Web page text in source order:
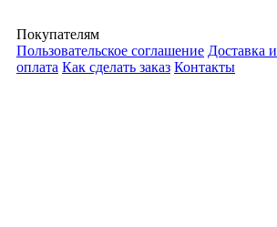
Покупателям
Пользовательское соглашение Доставка и
оплата Как сделать заказ Контакты